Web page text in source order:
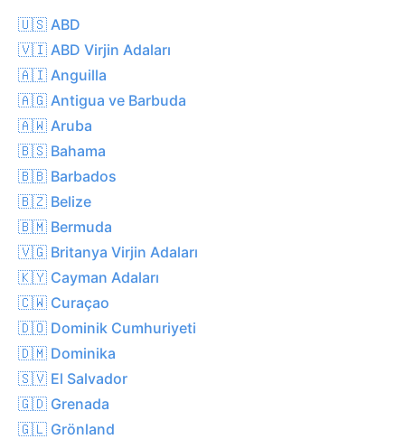
🇺🇸 ABD
🇻🇮 ABD Virjin Adaları
🇦🇮 Anguilla
🇦🇬 Antigua ve Barbuda
🇦🇼 Aruba
🇧🇸 Bahama
🇧🇧 Barbados
🇧🇿 Belize
🇧🇲 Bermuda
🇻🇬 Britanya Virjin Adaları
🇰🇾 Cayman Adaları
🇨🇼 Curaçao
🇩🇴 Dominik Cumhuriyeti
🇩🇲 Dominika
🇸🇻 El Salvador
🇬🇩 Grenada
🇬🇱 Grönland